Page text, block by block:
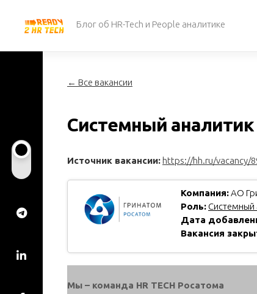
содержанию
Блог об HR-Tech и People аналитике
← Все вакансии
Системный аналитик
Источник вакансии: https://hh.ru/vacancy/
Компания:АО
Роль: Системный
Дата
Вакансия
Мы – команда HR TECH Росатома